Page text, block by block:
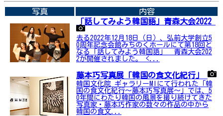
写真
内容
「話してみよう韓国語」青森大会2022
去る2022年12月18日（日）、弘前大学創立5
0周年記念会館みちのくホールにて第18回と
なる「話してみよう韓国語」 青森大会202
2が開催されました。 <...
藤本巧写真展「韓国の食文化紀行」
韓国文化院 ギャラリーMIにて行われた「韓
国の食文化紀行～藤本巧写真展～」では、5
0年間にわたり韓国の風景を撮り続けてきた
写真家・藤本巧作家の数々の作品の中から
韓国の食文...